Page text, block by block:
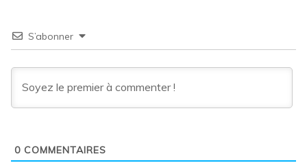
S’abonner
0 COMMENTAIRES